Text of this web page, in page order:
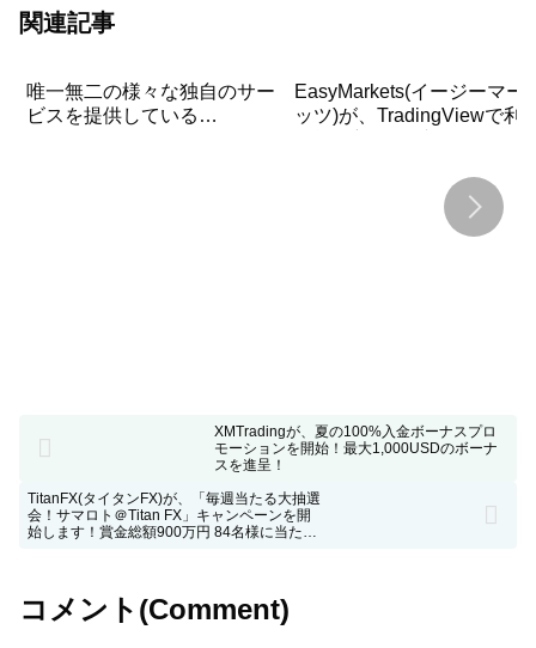
関連記事
唯一無二の様々な独自のサー
ビスを提供している
EasyMarkets(イージーマー
ッツ)が、TradingViewで利
XMTradingが、夏の100%入金ボーナスプロ
モーションを開始！最大1,000USDのボーナ
スを進呈！
TitanFX(タイタンFX)が、「毎週当たる大抽選
会！サマロト＠Titan FX」キャンペーンを開
始します！賞金総額900万円 84名様に当たる
コメント(Comment)